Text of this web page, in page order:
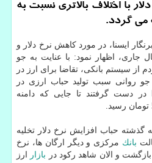
با اختلاف بالاتری نسبت به
می گردد.
ایسنا، در مورد كاهش نرخ دلار و
جاری، اظهار نمود: با عنایت به جو
از سیستم بانكی، تقاضا برای ارز در
روانی سبب تولید حباب ارزی در
در دست گرفتند تا جایی كه دامنه
گذشته حباب افزایش نرخ دلار تخلیه
بانك مركزی و دیگر ارگان ها، نرخ
بازگشت و الان شاهد ركود در بازار
ارز